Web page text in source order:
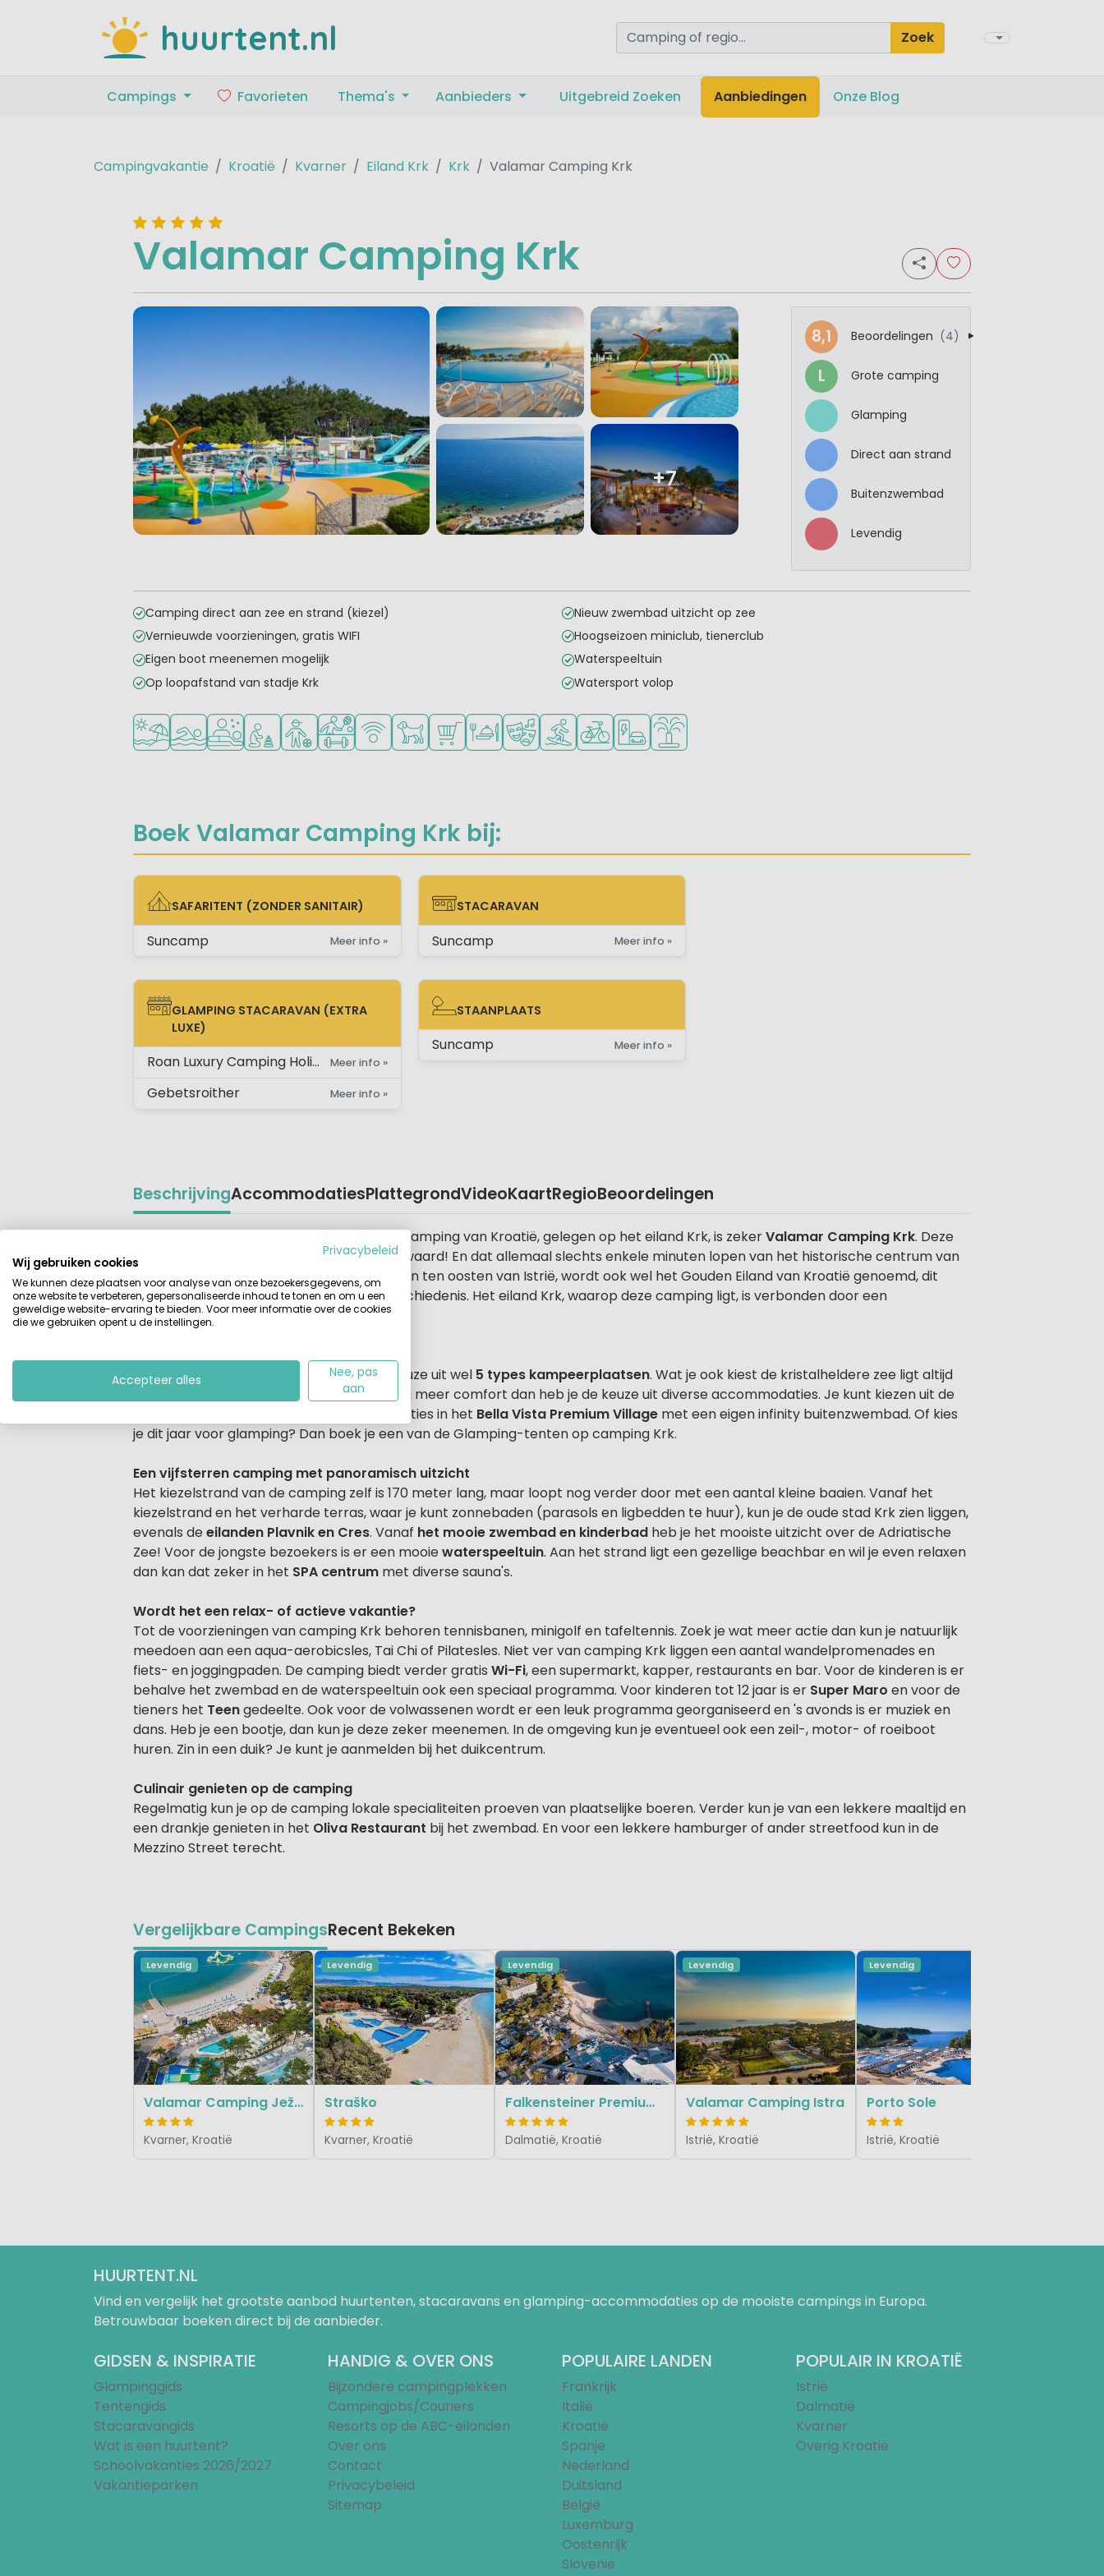
huurtent.nl Zoek
Campings Favorieten Thema's Aanbieders Uitgebreid Zoeken Aanbiedingen Onze Blog
Campingvakantie Kroatië Kvarner Eiland Krk Krk Valamar Camping Krk
Valamar Camping Krk
+7
8,1 Beoordelingen (4)
L Grote camping
Glamping
Direct aan strand
Buitenzwembad
Levendig
Camping direct aan zee en strand (kiezel)
Vernieuwde voorzieningen, gratis WIFI
Eigen boot meenemen mogelijk
Op loopafstand van stadje Krk
Nieuw zwembad uitzicht op zee
Hoogseizoen miniclub, tienerclub
Waterspeeltuin
Watersport volop
Ligt bij strand en zee
Openlucht zwembad
Wellnessfaciliteiten
Aanbevolen voor jonge kinderen
Aanbevolen voor tieners
Veel mogelijkheden om te sporten
WiFi beschikbaar
Huisdieren toegestaan
Campingwinkel/Supermarkt
Restaurant of pizzeria
Animatieprogramma
Watersportfaciliteiten
Fietsverhuur
Laadpaal elektrische auto
Waterspeeltuin
Boek Valamar Camping Krk bij:
SAFARITENT (ZONDER SANITAIR)
SAFARITENT (ZONDER SANITAIR)
Suncamp Meer info »
GLAMPING STACARAVAN (EXTRA LUXE)
GLAMPING STACARAVAN (EXTRA
LUXE)
Roan Luxury Camping HolidaysMeer info »
Gebetsroither Meer info »
STACARAVAN
STACARAVAN
Suncamp Meer info »
STAANPLAATS
STAANPLAATS
Suncamp Meer info »
BeschrijvingAccommodatiesPlattegrondVideoKaartRegioBeoordelingen
Beschrijving
De meest kindvriendelijke en ecologische camping van Kroatië, gelegen op het eiland Krk, is zekerValamar Camping Krk. Deze
camping is zijn 5 sterren dubbel en dwars waard! En dat allemaal slechts enkele minuten lopen van het historische centrum van
Krk. Het eiland Krk, in de baai van Kvarner en ten oosten van Istrië, wordt ook wel het Gouden Eiland van Kroatië genoemd, dit
vanwege de prachtige kustlijn en haar geschiedenis. Het eiland Krk, waarop deze camping ligt, is verbonden door een
brugovergang met het vaste land.
Op het Valamar Camping Krk heb je de keuze uit wel 5 types kampeerplaatsen. Wat je ook kiest de kristalheldere zee ligt altijd
op een steenworp afstand. Kies je voor nog meer comfort dan heb je de keuze uit diverse accommodaties. Je kunt kiezen uit de
Camping Home types of voor accommodaties in het Bella Vista Premium Village met een eigen infinity buitenzwembad. Of kies
je dit jaar voor glamping? Dan boek je een van de Glamping-tenten op camping Krk.
Een vijfsterren camping met panoramisch uitzicht
Het kiezelstrand van de camping zelf is 170 meter lang, maar loopt nog verder door met een aantal kleine baaien. Vanaf het
kiezelstrand en het verharde terras, waar je kunt zonnebaden (parasols en ligbedden te huur), kun je de oude stad Krk zien liggen,
evenals de eilanden Plavnik en Cres. Vanaf het mooie zwembad en kinderbad heb je het mooiste uitzicht over de Adriatische
Zee! Voor de jongste bezoekers is er een mooie waterspeeltuin. Aan het strand ligt een gezellige beachbar en wil je even relaxen
dan kan dat zeker in het SPA centrum met diverse sauna's.
Wordt het een relax- of actieve vakantie?
Tot de voorzieningen van camping Krk behoren tennisbanen, minigolf en tafeltennis. Zoek je wat meer actie dan kun je natuurlijk
meedoen aan een aqua-aerobicsles, Tai Chi of Pilatesles. Niet ver van camping Krk liggen een aantal wandelpromenades en
fiets- en joggingpaden. De camping biedt verder gratis Wi-Fi, een supermarkt, kapper, restaurants en bar. Voor de kinderen is er
behalve het zwembad en de waterspeeltuin ook een speciaal programma. Voor kinderen tot 12 jaar is er Super Maro en voor de
tieners het Teengedeelte. Ook voor de volwassenen wordt er een leuk programma georganiseerd en 's avonds is er muziek en
dans. Heb je een bootje, dan kun je deze zeker meenemen. In de omgeving kun je eventueel ook een zeil-, motor- of roeiboot
huren. Zin in een duik? Je kunt je aanmelden bij het duikcentrum.
Culinair genieten op de camping
Regelmatig kun je op de camping lokale specialiteiten proeven van plaatselijke boeren. Verder kun je van een lekkere maaltijd en
een drankje genieten in het Oliva Restaurant bij het zwembad. En voor een lekkere hamburger of ander streetfood kun in de
Mezzino Street terecht.
Vergelijkbare CampingsRecent Bekeken
Levendig
Valamar Camping Ježevac
Kvarner, Kroatië
Levendig
Straško
Kvarner, Kroatië
Levendig
Falkensteiner Premium Camping Zadar
Dalmatië, Kroatië
Levendig
Valamar Camping Istra
Istrië, Kroatië
Levendig
Porto Sole
Istrië, Kroatië
HUURTENT.NL
Vind en vergelijk het grootste aanbod huurtenten, stacaravans en glamping-accommodaties op de mooiste campings in Europa.
Betrouwbaar boeken direct bij de aanbieder.
GIDSEN & INSPIRATIE
Glampinggids
Tentengids
Stacaravangids
Wat is een huurtent?
Schoolvakanties 2026/2027
Vakantieparken
HANDIG & OVER ONS
Bijzondere campingplekken
Campingjobs/Couriers
Resorts op de ABC-eilanden
Over ons
Contact
Privacybeleid
Sitemap
POPULAIRE LANDEN
Frankrijk
Italië
Kroatië
Spanje
Nederland
Duitsland
België
Luxemburg
Oostenrijk
Slovenië
POPULAIR IN KROATIË
Istrië
Dalmatië
Kvarner
Overig Kroatië
Privacybeleid
Wij gebruiken cookies
We kunnen deze plaatsen voor analyse van onze bezoekersgegevens, om
onze website te verbeteren, gepersonaliseerde inhoud te tonen en om u een
geweldige website-ervaring te bieden. Voor meer informatie over de cookies
die we gebruiken opent u de instellingen.
Accepteer alles
Nee, pas
aan